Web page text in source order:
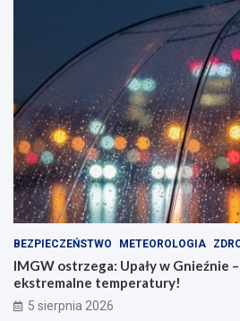
BEZPIECZEŃSTWO METEOROLOGIA
IMGW ostrzega: Upały w Gnieźnie
ekstremalne temperatury!
5 sierpnia 2026